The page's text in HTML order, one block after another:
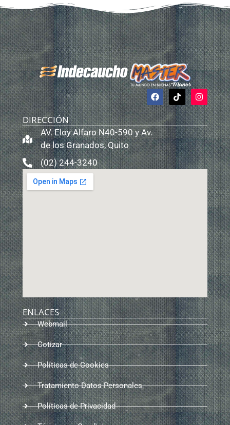
DIRECCIÓN
AV. Eloy Alfaro N40-590 y Av.
de los Granados, Quito
(02) 244-3240
ENLACES
Webmail
Cotizar
Políticas de Cookies
Tratamiento Datos Personales
Políticas de Privacidad